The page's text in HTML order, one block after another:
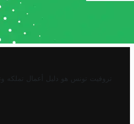
تروفيت تونس هو دليل أعمال تملكه